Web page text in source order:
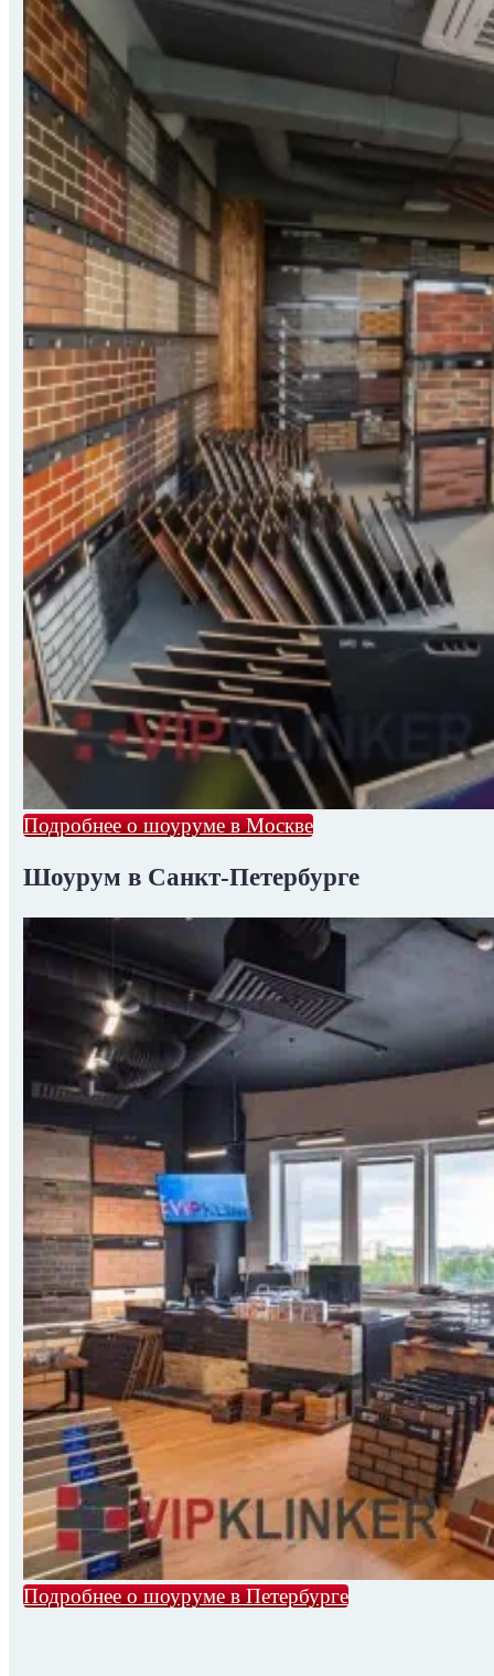
Подробнее о шоуруме в Москве
Шоурум в Санкт-Петербурге
Подробнее о шоуруме в Петербурге